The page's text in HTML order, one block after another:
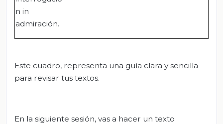
n in
admiración.
Este cuadro, representa una guía clara y sencilla
para revisar tus textos.
En la siguiente sesión, vas a hacer un texto